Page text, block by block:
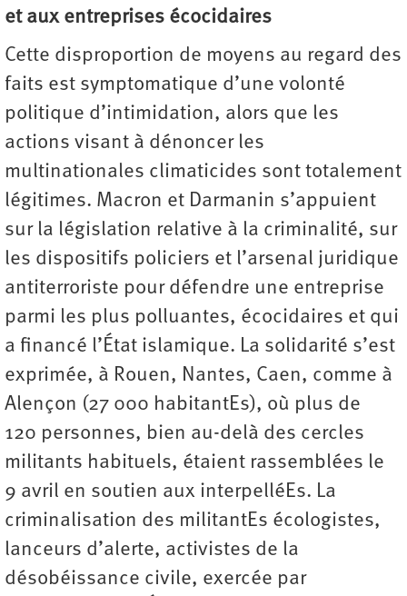
et aux entreprises écocidaires
Cette disproportion de moyens au regard des
faits est symptomatique d’une volonté
politique d’intimidation, alors que les
actions visant à dénoncer les
multinationales climaticides sont totalement
légitimes. Macron et Darmanin s’appuient
sur la législation relative à la criminalité, sur
les dispositifs policiers et l’arsenal juridique
antiterroriste pour défendre une entreprise
parmi les plus polluantes, écocidaires et qui
a financé l’État islamique. La solidarité s’est
exprimée, à Rouen, Nantes, Caen, comme à
Alençon (27 000 habitantEs), où plus de
120 personnes, bien au-delà des cercles
militants habituels, étaient rassemblées le
9 avril en soutien aux interpelléEs. La
criminalisation des militantEs écologistes,
lanceurs d’alerte, activistes de la
désobéissance civile, exercée par